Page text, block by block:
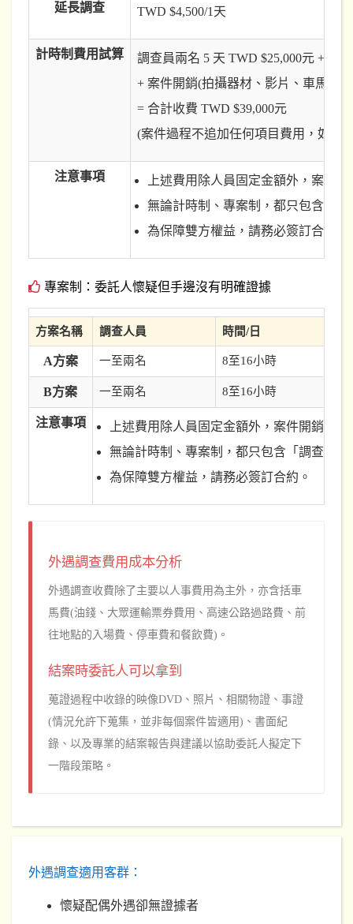
延長調查 TWD $4,500/1天
計時制費用試算
調查員兩名 5 天 TWD $25,000元 + 延
+ 案件開銷(拍攝器材、影片、車馬費
= 合計收費 TWD $39,000元
(案件過程不追加任何項目費用，如需
注意事項
上述費用除人員固定金額外，案件
無論計時制、專案制，都只包含「
為保障雙方權益，請務必簽訂合約。
專案制：委託人懷疑但手邊沒有明確證據
方案名稱 調查人員 時間/日
A方案 一至兩名 8至16小時
B方案 一至兩名 8至16小時
注意事項
上述費用除人員固定金額外，案件開銷可
無論計時制、專案制，都只包含「調查」
為保障雙方權益，請務必簽訂合約。
外遇調查費用成本分析
外遇調查收費除了主要以人事費用為主外，亦含括車
馬費(油錢、大眾運輸票券費用、高速公路過路費、前
往地點的入場費、停車費和餐飲費)。
結案時委託人可以拿到
蒐證過程中收錄的映像DVD、照片、相關物證、事證
(情況允許下蒐集，並非每個案件皆適用)、書面紀
錄、以及專業的結案報告與建議以協助委託人擬定下
一階段策略。
外遇調查適用客群：
懷疑配偶外遇卻無證據者